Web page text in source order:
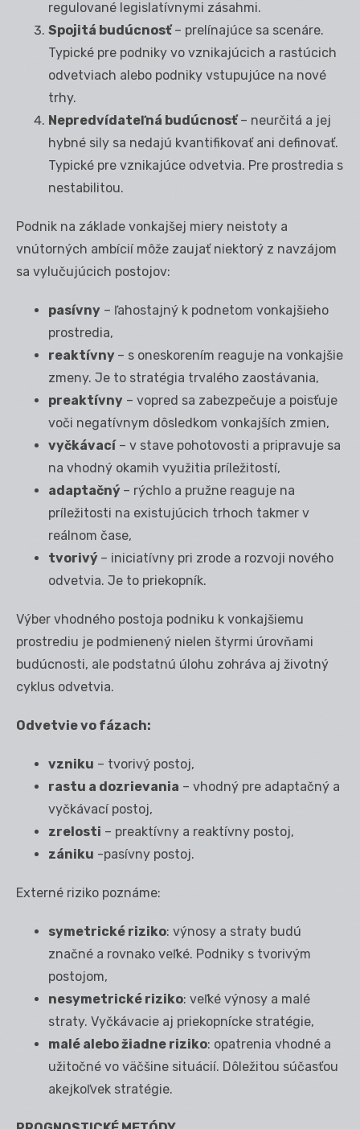
regulované legislatívnymi zásahmi.
Spojitá budúcnosť– prelínajúce sa scenáre.
Typické pre podniky vo vznikajúcich a rastúcich
odvetviach alebo podniky vstupujúce na nové
trhy.
Nepredvídateľná budúcnosť– neurčitá a jej
hybné sily sa nedajú kvantifikovať ani definovať.
Typické pre vznikajúce odvetvia. Pre prostredia s
nestabilitou.
Podnik na základe vonkajšej miery neistoty a
vnútorných ambícií môže zaujať niektorý z navzájom
sa vylučujúcich postojov:
pasívny – ľahostajný k podnetom vonkajšieho
prostredia,
reaktívny – s oneskorením reaguje na vonkajšie
zmeny. Je to stratégia trvalého zaostávania,
preaktívny – vopred sa zabezpečuje a poisťuje
voči negatívnym dôsledkom vonkajších zmien,
vyčkávací– v stave pohotovosti a pripravuje sa
na vhodný okamih využitia príležitostí,
adaptačný – rýchlo a pružne reaguje na
príležitosti na existujúcich trhoch takmer v
reálnom čase,
tvorivý – iniciatívny pri zrode a rozvoji nového
odvetvia. Je to priekopník.
Výber vhodného postoja podniku k vonkajšiemu
prostrediu je podmienený nielen štyrmi úrovňami
budúcnosti, ale podstatnú úlohu zohráva aj životný
cyklus odvetvia.
Odvetvie vo fázach:
vzniku – tvorivý postoj,
rastu a dozrievania – vhodný pre adaptačný a
vyčkávací postoj,
zrelosti – preaktívny a reaktívny postoj,
zániku -pasívny postoj.
Externé riziko poznáme:
symetrické riziko: výnosy a straty budú
značné a rovnako veľké. Podniky s tvorivým
postojom,
nesymetrické riziko: veľké výnosy a malé
straty. Vyčkávacie aj priekopnícke stratégie,
malé alebo žiadne riziko: opatrenia vhodné a
užitočné vo väčšine situácií. Dôležitou súčasťou
akejkoľvek stratégie.